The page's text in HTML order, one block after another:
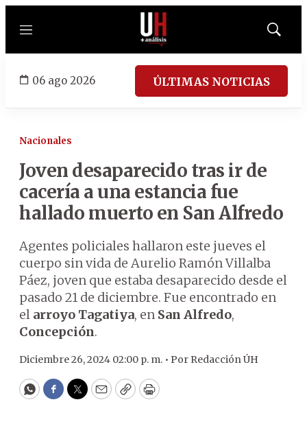
Menú
Mostrar
06 ago 2026 ÚLTIMAS NOTICIAS
Nacionales
Joven desaparecido tras ir de
cacería a una estancia fue
hallado muerto en San Alfredo
Agentes policiales hallaron este jueves el
cuerpo sin vida de Aurelio Ramón Villalba
Páez, joven que estaba desaparecido desde el
pasado 21 de diciembre. Fue encontrado en
el arroyo Tagatiya, en San Alfredo,
Concepción.
Diciembre 26, 2024 02:00 p. m. • Por Redacción ÚH
WhatsApp
Facebook
Twitter
EmailCopyPrint